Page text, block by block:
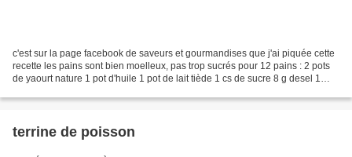
c'est sur la page facebook de saveurs et gourmandises que j'ai piquée cette
recette les pains sont bien moelleux, pas trop sucrés pour 12 pains : 2 pots
de yaourt nature 1 pot d'huile 1 pot de lait tiède 1 cs de sucre 8 g desel 1
terrine de poisson